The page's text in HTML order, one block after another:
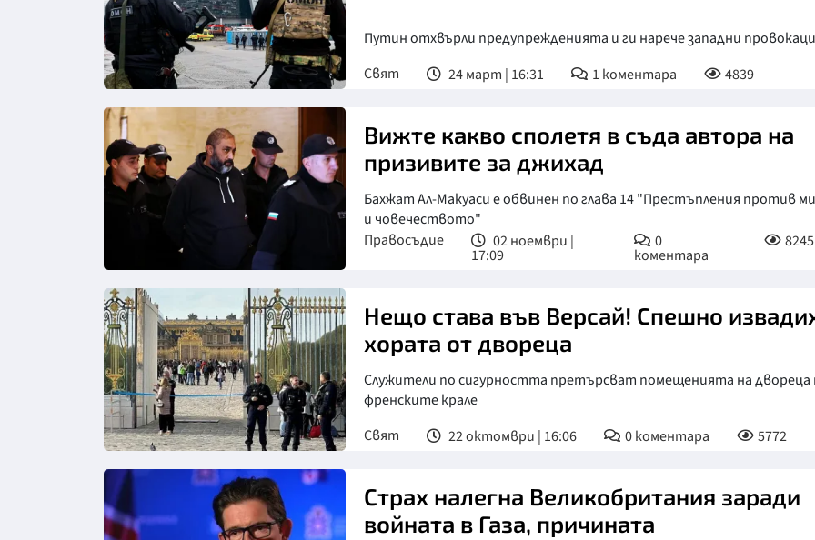
Снимка: ТАСС
Путин отхвърли предупрежденията и ги нарече западни
Свят
24 март | 16:31 1 коментара 4839
Вижте какво сполетя в съда автора на
призивите за джихад
Бахжат Ал-Макуаси е обвинен по глава 14 "Престъпления против
и човечеството"
Правосъдие
02 ноември |
17:09
0
коментара
8245
Снимка: Ройтерс
Нещо става във Версай! Спешно
хората от двореца
Служители по сигурността претърсват помещенията на двореца
френските крале
Свят
22 октомври | 16:06 0коментара 5772
Страх налегна Великобритания заради
войната в Газа, причината